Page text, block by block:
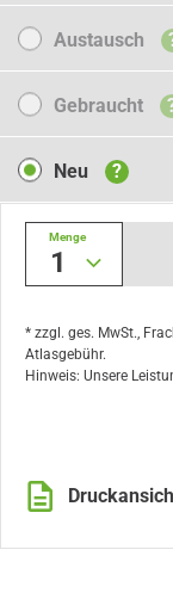
Austausch
Austausch
Gebraucht
Gebraucht
NeuNeu ?
1
Menge
* zzgl. ges. MwSt.,
Atlasgebühr.
Hinweis: Unsere